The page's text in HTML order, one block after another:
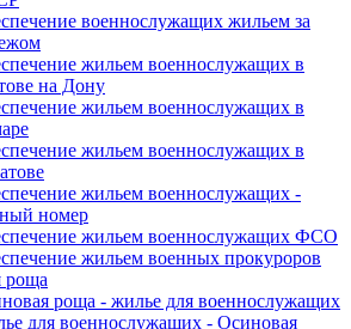
военнослужащих жильем за
жильем военнослужащих в
на Дону
жильем военнослужащих в
жильем военнослужащих в
жильем военнослужащих -
номер
жильем военнослужащих ФСО
жильем военных прокуроров
роща
роща - жилье для военнослужащих
для военнослужащих - Осиновая